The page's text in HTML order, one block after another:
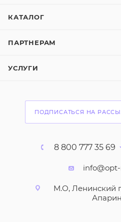
КАТАЛОГ
ПАРТНЕРАМ
УСЛУГИ
ПОДПИСАТЬСЯ НА
8 800 777 35 69
М.О, Ленинский